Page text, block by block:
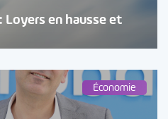
en hausse et
Économie